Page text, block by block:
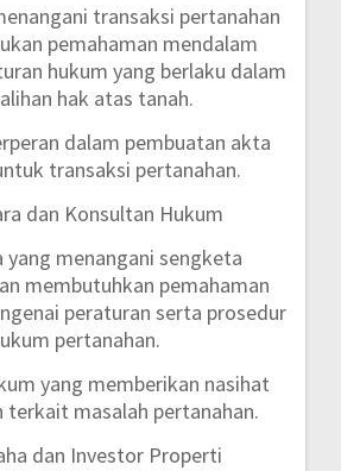
transaksi pertanahan
pemahaman mendalam
hukum yang berlaku dalam
hak atas tanah.
dalam pembuatan akta
transaksi pertanahan.
dan Konsultan Hukum
yang menangani sengketa
membutuhkan pemahaman
peraturan serta prosedur
pertanahan.
yang memberikan nasihat
terkait masalah pertanahan.
dan Investor Properti